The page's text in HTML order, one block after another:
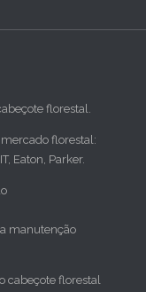
florestal.
florestal:
Eaton, Parker.
manutenção
cabeçote florestal